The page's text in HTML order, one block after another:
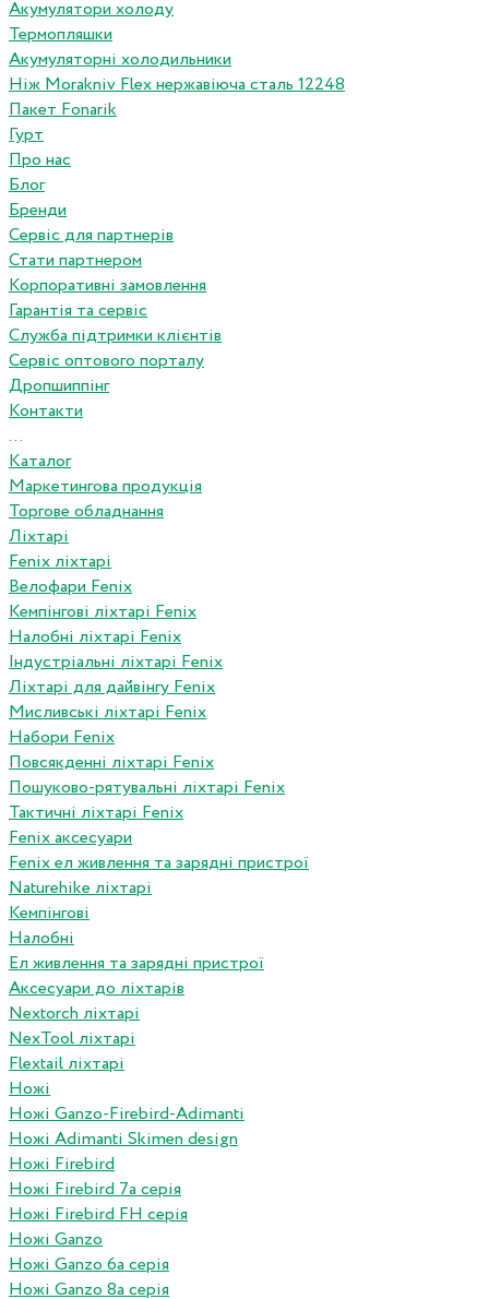
Акумулятори холоду
Термопляшки
Акумуляторні холодильники
Ніж Morakniv Flex нержавіюча сталь 12248
Пакет Fonarik
Гурт
Про нас
Блог
Бренди
Сервіс для партнерів
Стати партнером
Корпоративні замовлення
Гарантія та сервіс
Служба підтримки клієнтів
Сервіс оптового порталу
Дропшиппінг
Контакти
...
Каталог
Маркетингова продукція
Торгове обладнання
Ліхтарі
Fenix ліхтарі
Велофари Fenix
Кемпінгові ліхтарі Fenix
Налобні ліхтарі Fenix
Індустріальні ліхтарі Fenix
Ліхтарі для дайвінгу Fenix
Мисливські ліхтарі Fenix
Набори Fenix
Повсякденні ліхтарі Fenix
Пошуково-рятувальні ліхтарі Fenix
Тактичні ліхтарі Fenix
Fenix аксесуари
Fenix ел живлення та зарядні пристрої
Naturehike ліхтарі
Кемпінгові
Налобні
Ел живлення та зарядні пристрої
Аксесуари до ліхтарів
Nextorch ліхтарі
NexTool ліхтарі
Flextail ліхтарі
Ножі
Ножі Ganzo-Firebird-Adimanti
Ножі Adimanti Skimen design
Ножі Firebird
Ножі Firebird 7а серія
Ножі Firebird FH серія
Ножі Ganzo
Ножі Ganzo 6а серія
Ножі Ganzo 8а серія